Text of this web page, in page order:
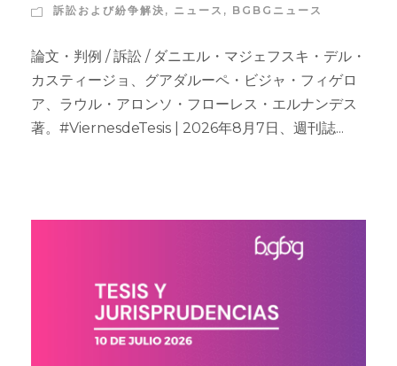
訴訟および紛争解決 , ニュース , BGBGニュース
論文・判例 / 訴訟 / ダニエル・マジェフスキ・デル・
カスティージョ、グアダルーペ・ビジャ・フィゲロ
ア、ラウル・アロンソ・フローレス・エルナンデス
著。#ViernesdeTesis | 2026年8月7日、週刊誌...